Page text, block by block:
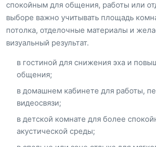
спокойным для общения, работы или
выборе важно учитывать площадь
потолка, отделочные материалы и
визуальный результат.
в гостиной для снижения эха и
общения;
в домашнем кабинете для работы,
видеосвязи;
в детской комнате для более
акустической среды;